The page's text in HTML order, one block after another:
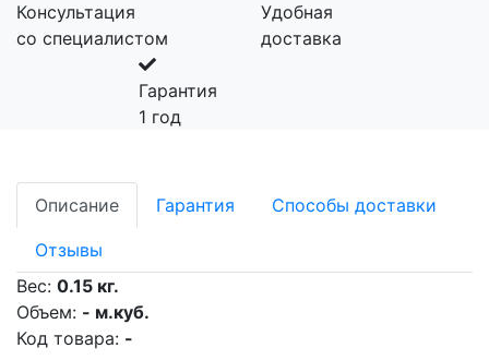
Консультация
со специалистом
Удобная
доставка
Гарантия
1 год
Описание Гарантия Способы доставки
Отзывы
Вес: 0.15 кг.
Объем: - м.куб.
Код товара: -